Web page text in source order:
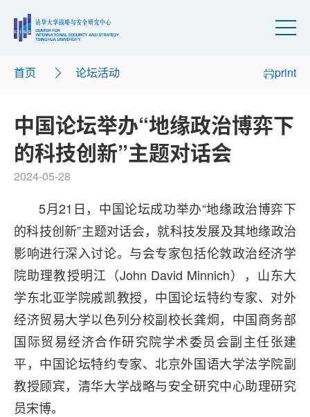
首页 论坛活动 print
中国论坛举办“地缘政治博弈下
的科技创新”主题对话会
2024-05-28
5月21日，中国论坛成功举办“地缘政治博弈下
的科技创新”主题对话会，就科技发展及其地缘政治
影响进行深入讨论。与会专家包括伦敦政治经济学
院助理教授明江（John David Minnich），山东大
学东北亚学院戚凯教授，中国论坛特约专家、对外
经济贸易大学以色列分校副校长龚炯，中国商务部
国际贸易经济合作研究院学术委员会副主任张建
平，中国论坛特约专家、北京外国语大学法学院副
教授顾宾，清华大学战略与安全研究中心助理研究
员宋博。